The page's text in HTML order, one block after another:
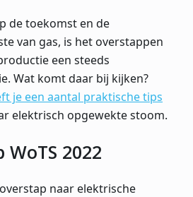
de toekomst en de
van gas, is het overstappen
een steeds
Wat komt daar bij kijken?
je een aantal praktische tips
elektrisch opgewekte stoom.
2022
naar elektrische